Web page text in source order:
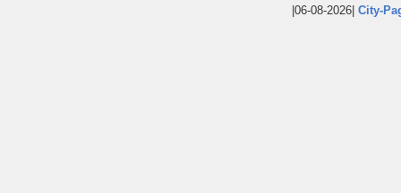
|06-08-2026| City-